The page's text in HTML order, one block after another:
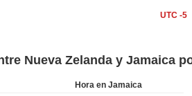
UTC -5
Nueva Zelanda y Jamaica
Hora en Jamaica